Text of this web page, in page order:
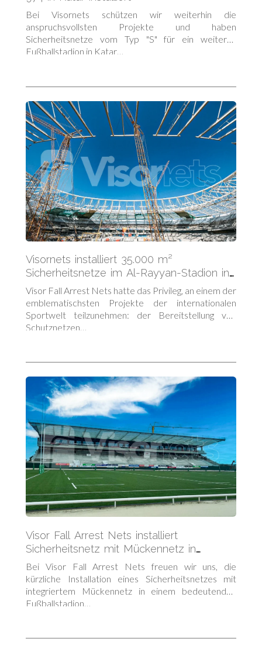
Bei Visornets schützen wir weiterhin die
anspruchsvollsten Projekte und haben
Sicherheitsnetze vom Typ "S" für ein weiteres
Fußballstadion in Katar…
Visornets installiert 35.000 m²
Sicherheitsnetze im Al-Rayyan-Stadion in
Katar
Visor Fall Arrest Nets hatte das Privileg, an einem der
emblematischsten Projekte der internationalen
Sportwelt teilzunehmen: der Bereitstellung von
Schutznetzen…
Visor Fall Arrest Nets installiert
Sicherheitsnetz mit Mückennetz in
irischem Fußballstadion
Bei Visor Fall Arrest Nets freuen wir uns, die
kürzliche Installation eines Sicherheitsnetzes mit
integriertem Mückennetz in einem bedeutenden
Fußballstadion…